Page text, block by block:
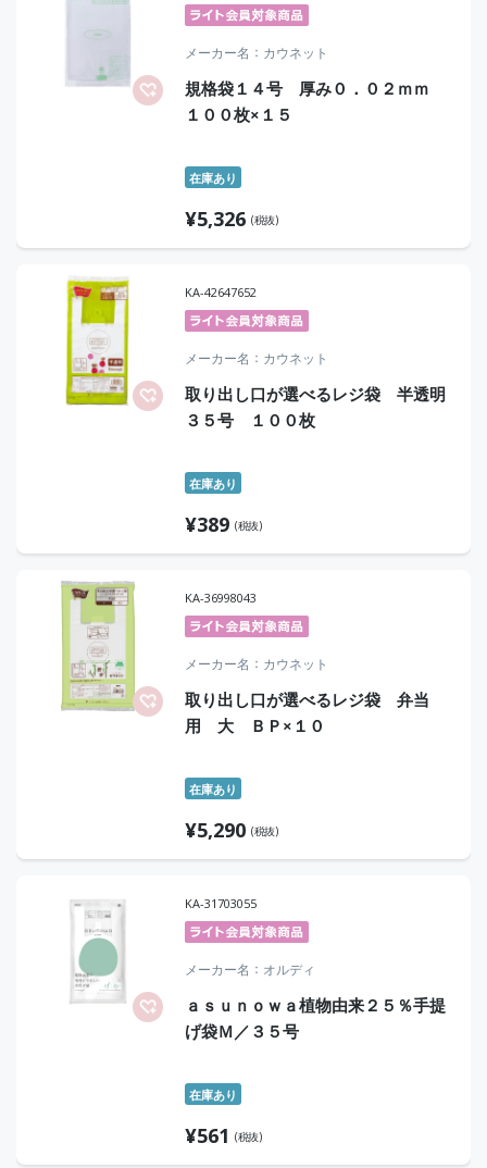
メーカー名 カウネット
規格袋１４号 厚み０．０２ｍｍ
１００枚×１５
在庫あり
¥5,326 (税抜)
KA-42647652
メーカー名 カウネット
取り出し口が選べるレジ袋 半透明
３５号 １００枚
在庫あり
¥389 (税抜)
KA-36998043
メーカー名 カウネット
取り出し口が選べるレジ袋 弁当
用 大 ＢＰ×１０
在庫あり
¥5,290 (税抜)
KA-31703055
メーカー名 オルディ
ａｓｕｎｏｗａ植物由来２５％手提
げ袋Ｍ／３５号
在庫あり
¥561 (税抜)